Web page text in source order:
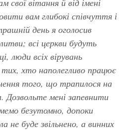
вам глибокі співчуття і
день я оголосив
всі церкви будуть
люди всіх вірувань
хто наполегливо працює
того, що трапилося на
Дозвольте мені запевнити
безутомно, допоки
не буде звільнено, а винних